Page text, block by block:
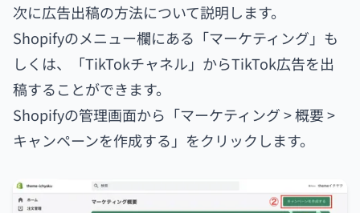
次に広告出稿の方法について説明します。
Shopifyのメニュー欄にある「マーケティング」も
しくは、「TikTokチャネル」からTikTok広告を出
稿することができます。
Shopifyの管理画面から「マーケティング > 概要 >
キャンペーンを作成する」をクリックします。